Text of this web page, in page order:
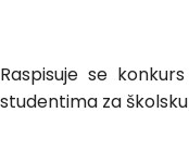
Raspisuje se
studentima za